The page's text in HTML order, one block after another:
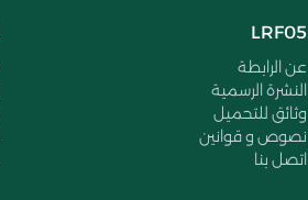
LRF05
عن الرابطة
النشرة الرسمية
وثائق للتحميل
نصوص و قوانين
اتصل بنا